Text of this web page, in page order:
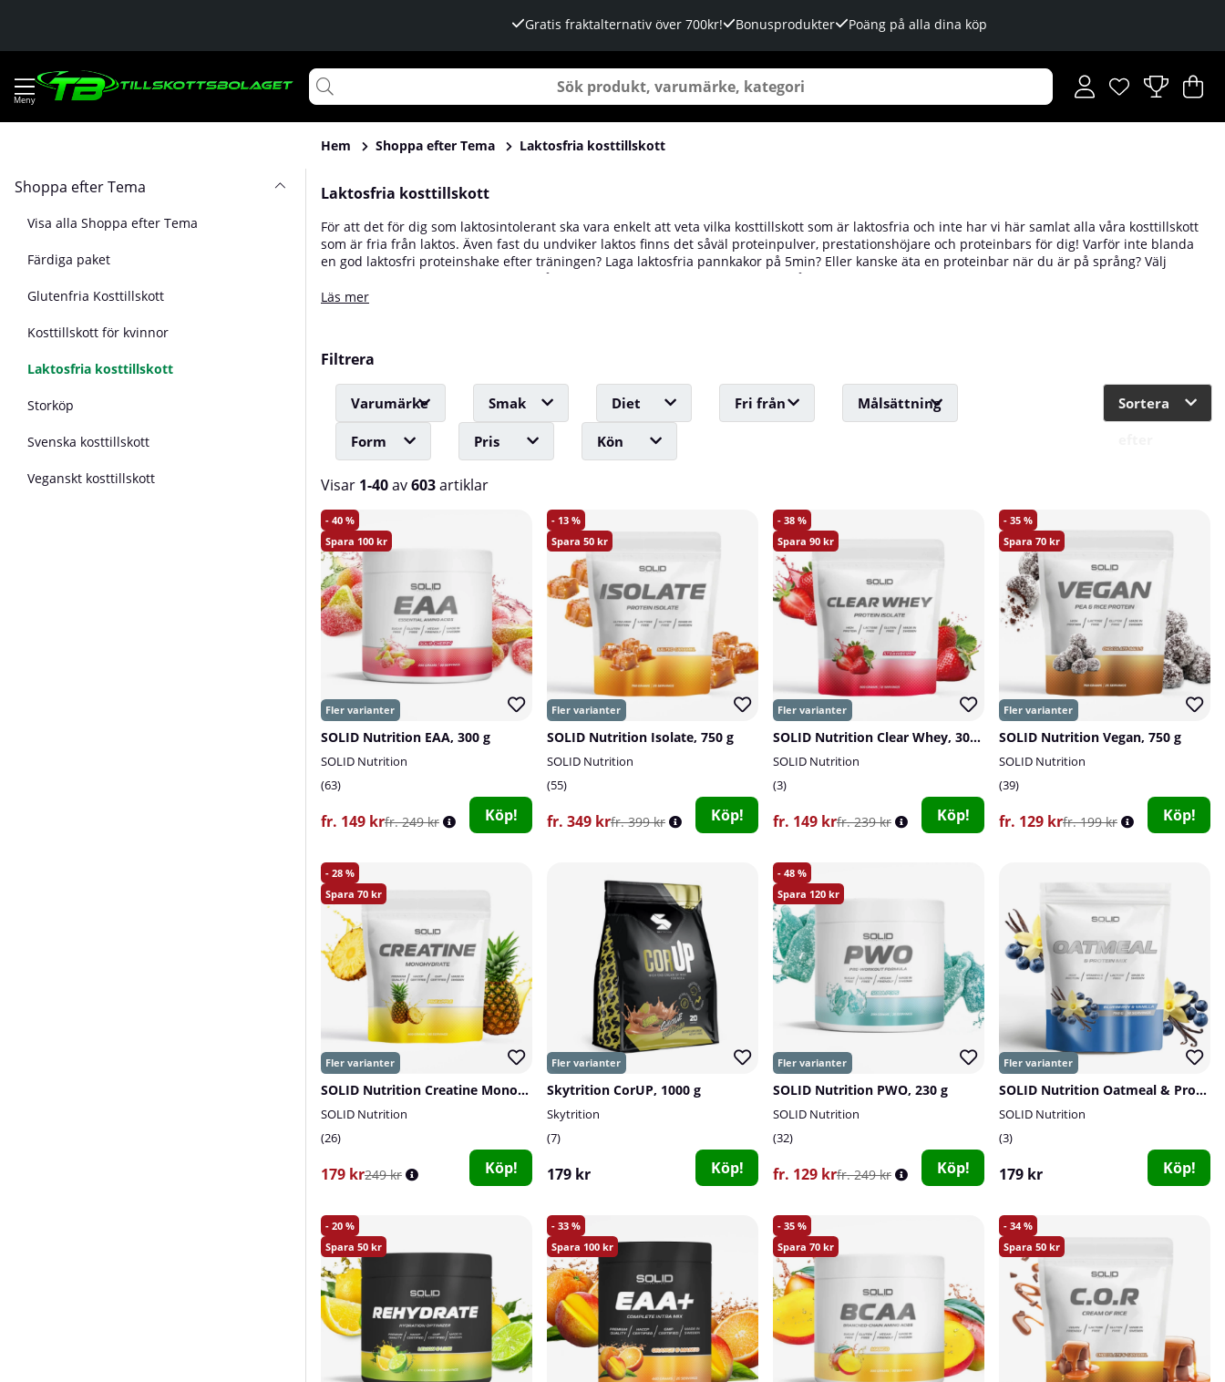
Gratis fraktalternativ över 700kr! Bonusprodukter Poäng på alla dina köp
Önskelista
Antal i
.
.
Hem Shoppa efter Tema Laktosfria kosttillskott
Shoppa efter Tema
Visa alla Shoppa efter Tema
Färdiga paket
Glutenfria Kosttillskott
Kosttillskott för kvinnor
Laktosfria kosttillskott
Storköp
Svenska kosttillskott
Veganskt kosttillskott
Laktosfria kosttillskott
För att det för dig som laktosintolerant ska vara enkelt att veta vilka kosttillskott som är laktosfria och inte har vi här samlat alla våra kosttillskott
som är fria från laktos. Även fast du undviker laktos finns det såväl proteinpulver, prestationshöjare och proteinbars för dig! Varför inte blanda
en god laktosfri proteinshake efter träningen? Laga laktosfria pannkakor på 5min? Eller kanske äta en proteinbar när du är på språng? Välj
laktosfria kosttillskott och fokusera på träningen istället för magont! Hos oss på Tillskottsbolaget hittar du en hel uppsjö av goda, näringsrika och
laktosfria produkter!
Läs mer
Filtrera
Varumärke Smak Diet Fri från Målsättning
Form Pris Kön
Sortera
Visar 1-40av603artiklar
Produkter
40
100
SOLID Nutrition EAA, 300 g
SOLID Nutrition
63
fr. 149 krfr. 249 kr Köp!
13
50
SOLID Nutrition Isolate, 750 g
SOLID Nutrition
55
fr. 349 krfr. 399 kr Köp!
38
90
SOLID Nutrition Clear Whey, 300 g
SOLID Nutrition
3
fr. 149 krfr. 239 kr Köp!
35
70
SOLID Nutrition Vegan, 750 g
SOLID Nutrition
39
fr. 129 krfr. 199 kr Köp!
28
70
SOLID Nutrition Creatine Monohydrate, 400 g
SOLID Nutrition
26
179 kr249 kr Köp!
Skytrition CorUP, 1000 g
Skytrition
7
179 kr Köp!
48
120
SOLID Nutrition PWO, 230 g
SOLID Nutrition
32
fr. 129 krfr. 249 kr Köp!
SOLID Nutrition Oatmeal & Protein Mix, 750 g
SOLID Nutrition
3
179 kr Köp!
20
50
33
100
35
70
34
50